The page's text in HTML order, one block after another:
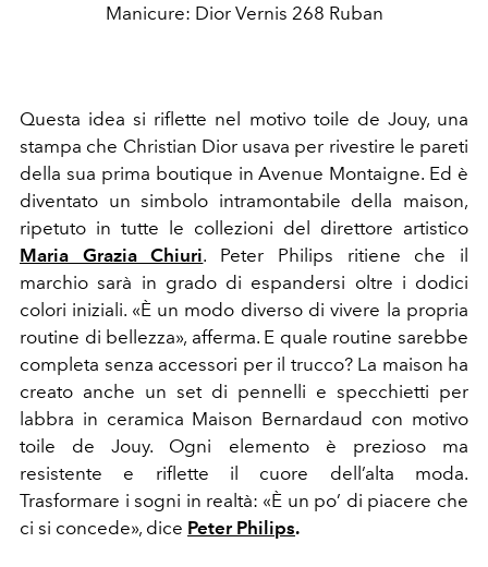
Manicure: Dior Vernis 268 Ruban
Questa idea si riflette nel motivo toile de Jouy, una
stampa che Christian Dior usava per rivestire le pareti
della sua prima boutique in Avenue Montaigne. Ed è
diventato un simbolo intramontabile della maison,
ripetuto in tutte le collezioni del direttore artistico
Maria Grazia Chiuri. Peter Philips ritiene che il
marchio sarà in grado di espandersi oltre i dodici
colori iniziali. «È un modo diverso di vivere la propria
routine di bellezza», afferma. E quale routine sarebbe
completa senza accessori per il trucco? La maison ha
creato anche un set di pennelli e specchietti per
labbra in ceramica Maison Bernardaud con motivo
toile de Jouy. Ogni elemento è prezioso ma
resistente e riflette il cuore dell’alta moda.
Trasformare i sogni in realtà: «È un po’ di piacere che
ci si concede», dice Peter Philips.